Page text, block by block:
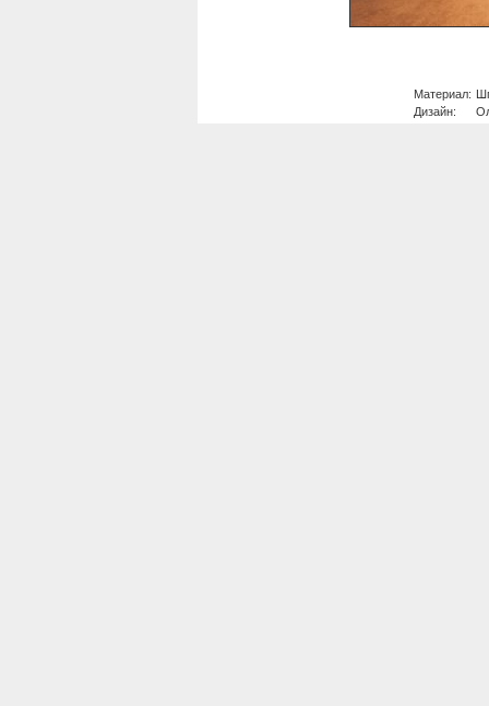
Материал:
Дизайн: